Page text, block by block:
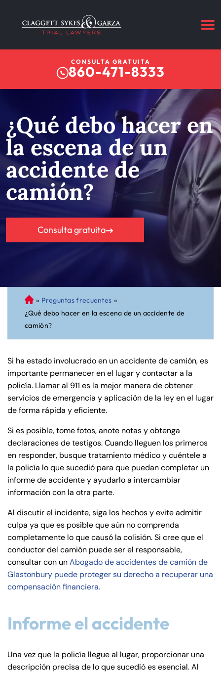
CONSULTA GRATUITA
860-471-8333
¿Qué debo hacer en
la escena de un
accidente de
camión?
Consulta gratuita
A
bo
ga
do
Pe
rs
on
al
Inj
y
cu
t
» Preguntas frecuentes »
¿Qué debo hacer en la escena de un accidente de
camión?
Si ha estado involucrado en un accidente de camión, es
importante permanecer en el lugar y contactar a la
policía. Llamar al 911 es la mejor manera de obtener
servicios de emergencia y aplicación de la ley en el lugar
de forma rápida y eficiente.
Si es posible, tome fotos, anote notas y obtenga
declaraciones de testigos. Cuando lleguen los primeros
en responder, busque tratamiento médico y cuéntele a
la policía lo que sucedió para que puedan completar un
informe de accidente y ayudarlo a intercambiar
información con la otra parte.
Al discutir el incidente, siga los hechos y evite admitir
culpa ya que es posible que aún no comprenda
completamente lo que causó la colisión. Si cree que el
conductor del camión puede ser el responsable,
consultar con unAbogado de accidentes de camión de
Glastonbury puede proteger su derecho a recuperar una
compensación financiera.
Informe el accidente
Una vez que la policía llegue al lugar, proporcionar una
descripción precisa de lo que sucedió es esencial. Al